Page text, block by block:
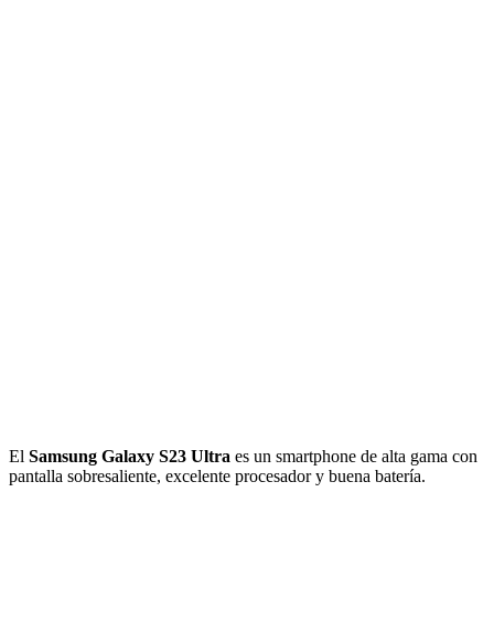
El Samsung Galaxy S23 Ultra es un smartphone de alta gama con
pantalla sobresaliente, excelente procesador y buena batería.